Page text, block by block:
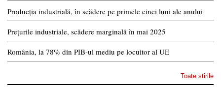
Producția industrială, în scădere pe primele cinci luni ale anului
Prețurile industriale, scădere marginală în mai 2025
România, la 78% din PIB-ul mediu pe locuitor al UE
Toate stirile